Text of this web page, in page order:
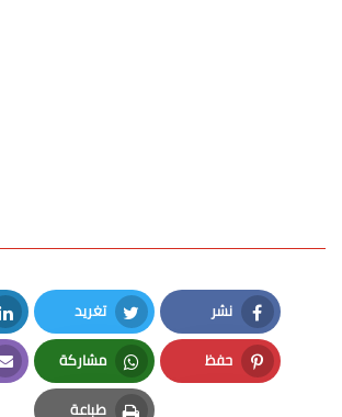
نشر
Facebook
تغريد
Twitter
حفظ
Pinterest
مشاركة
Whatsapp
طباعة